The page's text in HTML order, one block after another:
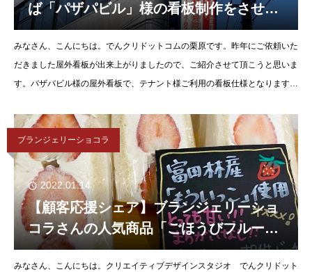
ば「パザパビル」様の看板制作をさせて
いただきました。
みなさん、こんにちは。でんクリドットコムの栗原です。昨年にご依頼いた
だきました屋外看板が出来上がりましたので、ご紹介させて頂こうと思いま
す。パザパビル様の屋外看板で、テナント様ご利用の看板仕様となります。
ブランジェリーショコラ
2022.01.14
【顧客応援シェア】ブランジェリーショ
コラさんの人気商品「ごほうびフルーツ
サンド」がまさかのコラボ！？
みなさん、こんにちは。クリエイティブデザインスタジオ でんクリドット